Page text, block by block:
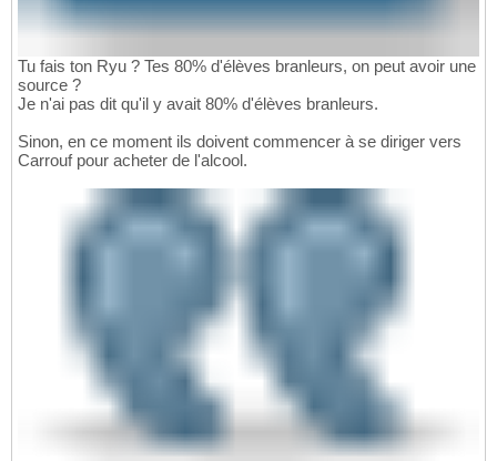
Tu fais ton Ryu ? Tes 80% d'élèves branleurs, on peut avoir une
source ?
Je n'ai pas dit qu'il y avait 80% d'élèves branleurs.
Sinon, en ce moment ils doivent commencer à se diriger vers
Carrouf pour acheter de l'alcool.